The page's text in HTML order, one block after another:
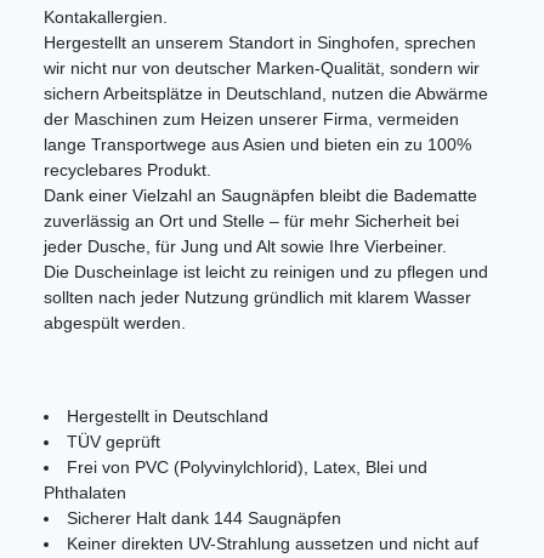
Kontakallergien.
Hergestellt an unserem Standort in Singhofen, sprechen
wir nicht nur von deutscher Marken-Qualität, sondern wir
sichern Arbeitsplätze in Deutschland, nutzen die Abwärme
der Maschinen zum Heizen unserer Firma, vermeiden
lange Transportwege aus Asien und bieten ein zu 100%
recyclebares Produkt.
Dank einer Vielzahl an Saugnäpfen bleibt die Badematte
zuverlässig an Ort und Stelle – für mehr Sicherheit bei
jeder Dusche, für Jung und Alt sowie Ihre Vierbeiner.
Die Duscheinlage ist leicht zu reinigen und zu pflegen und
sollten nach jeder Nutzung gründlich mit klarem Wasser
abgespült werden.
Hergestellt in Deutschland
TÜV geprüft
Frei von PVC (Polyvinylchlorid), Latex, Blei und
Phthalaten
Sicherer Halt dank 144 Saugnäpfen
Keiner direkten UV-Strahlung aussetzen und nicht auf